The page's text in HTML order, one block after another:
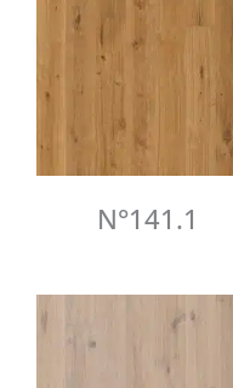
N°141.1